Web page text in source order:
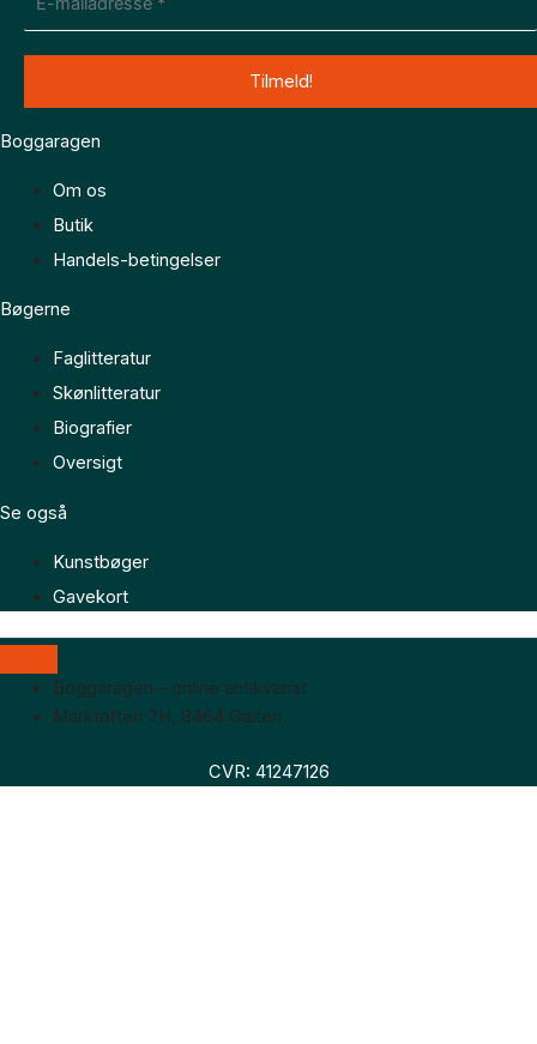
Boggaragen
Om os
Butik
Handels-betingelser
Bøgerne
Faglitteratur
Skønlitteratur
Biografier
Oversigt
Se også
Kunstbøger
Gavekort
Boggaragen – online antikvariat
Marktoften 7H, 8464 Galten
CVR: 41247126